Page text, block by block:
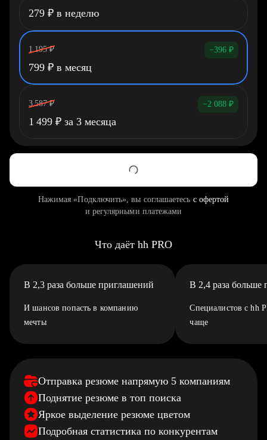
279 ₽ в неделю
1 195 ₽ −396 ₽
799 ₽ в месяц
3 587 ₽ −2 088 ₽
1 499 ₽ за 3 месяца
Нажимая «Подключить», вы соглашаетесь с офертой
и регулярными платежами
Что даёт hh PRO
В 2,3 раза больше приглашений
И шансов попасть в компанию
мечты
В 2,4 раза больше
Специалистов с hh
чаще
Отправка резюме напрямую 5 компаниям
Поднятие резюме в топ поиска
Яркое выделение резюме цветом
Подробная статистика по конкурентам